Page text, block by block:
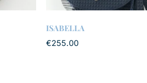
ISABELLA
€255.00